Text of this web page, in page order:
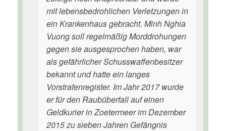
mit lebensbedrohlichen Verletzungen in
ein Krankenhaus gebracht. Minh Nghia
Vuong soll regelmäßig Morddrohungen
gegen sie ausgesprochen haben, war
als gefährlicher Schusswaffenbesitzer
bekannt und hatte ein langes
Vorstrafenregister. Im Jahr 2017 wurde
er für den Raubüberfall auf einen
Geldkurier in Zoetermeer im Dezember
2015 zu sieben Jahren Gefängnis